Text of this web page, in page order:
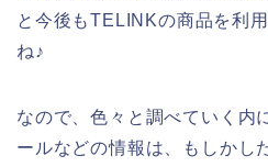
と今後もTELINKの商品を利
ね♪
なので、色々と調べていく内
ールなどの情報は、もしかし